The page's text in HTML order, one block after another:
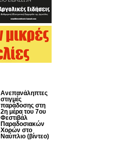
Ανεπανάληπτες
στιγμές
παράδοσης στη
2η μέρα του 7ου
Φεστιβάλ
Παραδοσιακών
Χορών στο
Ναύπλιο (βίντεο)